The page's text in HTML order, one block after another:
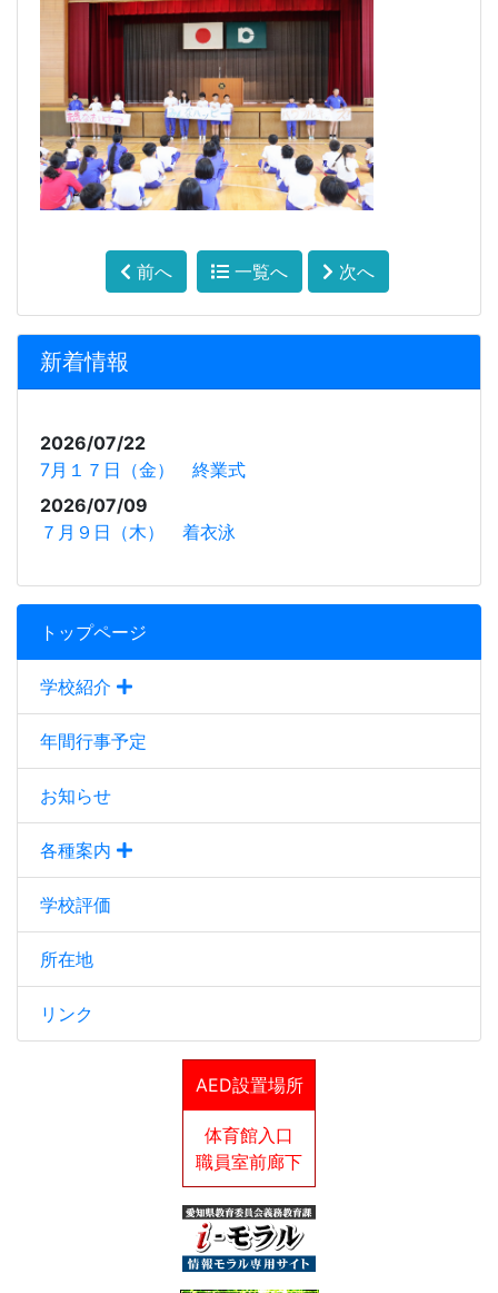
トップページ
学校紹介
年間行事予定
お知らせ
各種案内
学校評価
所在地
リンク
AED設置場所
体育館入口
職員室前廊下
前へ 一覧へ 次へ
新着情報
2026/07/22
7月１７日（金） 終業式
2026/07/09
７月９日（木） 着衣泳